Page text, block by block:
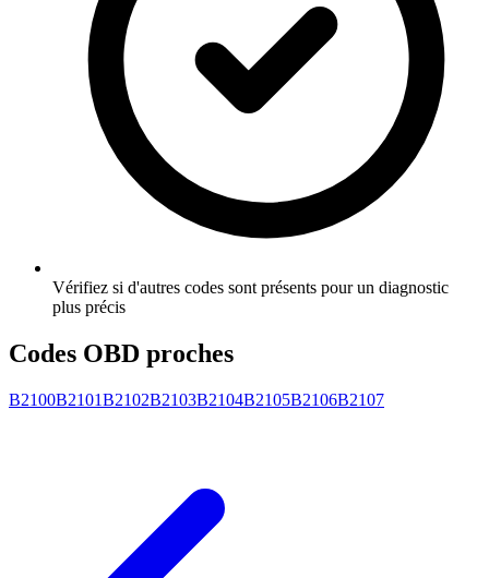
Vérifiez si d'autres codes sont présents pour un diagnostic
plus précis
Codes OBD proches
B2100B2101B2102B2103B2104B2105B2106B2107